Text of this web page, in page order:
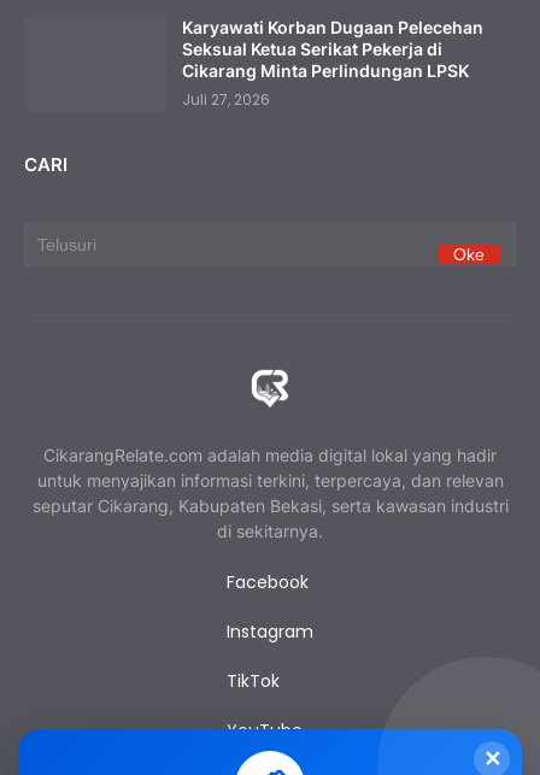
✕
Karyawati Korban Dugaan Pelecehan
Seksual Ketua Serikat Pekerja di
Cikarang Minta Perlindungan LPSK
Juli 27, 2026
CARI
CikarangRelate.com adalah media digital lokal yang hadir
untuk menyajikan informasi terkini, terpercaya, dan relevan
seputar Cikarang, Kabupaten Bekasi, serta kawasan industri
di sekitarnya.
Facebook
Instagram
TikTok
YouTube